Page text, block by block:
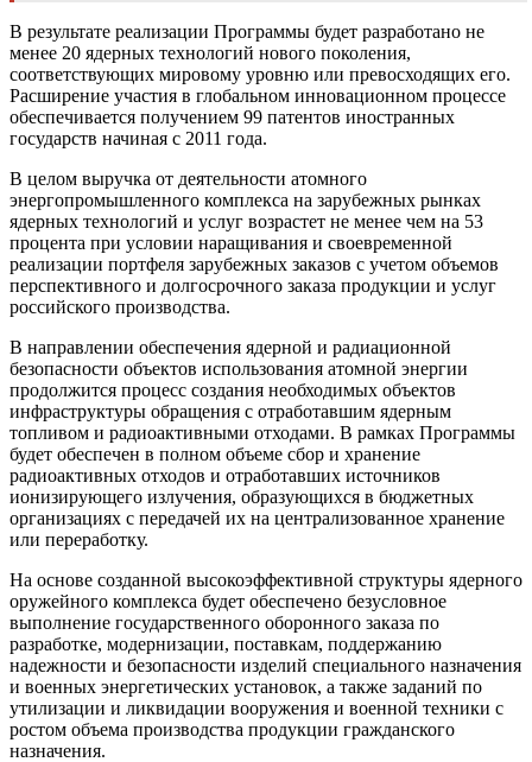
В результате реализации Программы будет разработано не
менее 20 ядерных технологий нового поколения,
соответствующих мировому уровню или превосходящих его.
Расширение участия в глобальном инновационном процессе
обеспечивается получением 99 патентов иностранных
государств начиная с 2011 года.
В целом выручка от деятельности атомного
энергопромышленного комплекса на зарубежных рынках
ядерных технологий и услуг возрастет не менее чем на 53
процента при условии наращивания и своевременной
реализации портфеля зарубежных заказов с учетом объемов
перспективного и долгосрочного заказа продукции и услуг
российского производства.
В направлении обеспечения ядерной и радиационной
безопасности объектов использования атомной энергии
продолжится процесс создания необходимых объектов
инфраструктуры обращения с отработавшим ядерным
топливом и радиоактивными отходами. В рамках Программы
будет обеспечен в полном объеме сбор и хранение
радиоактивных отходов и отработавших источников
ионизирующего излучения, образующихся в бюджетных
организациях с передачей их на централизованное хранение
или переработку.
На основе созданной высокоэффективной структуры ядерного
оружейного комплекса будет обеспечено безусловное
выполнение государственного оборонного заказа по
разработке, модернизации, поставкам, поддержанию
надежности и безопасности изделий специального назначения
и военных энергетических установок, а также заданий по
утилизации и ликвидации вооружения и военной техники с
ростом объема производства продукции гражданского
назначения.